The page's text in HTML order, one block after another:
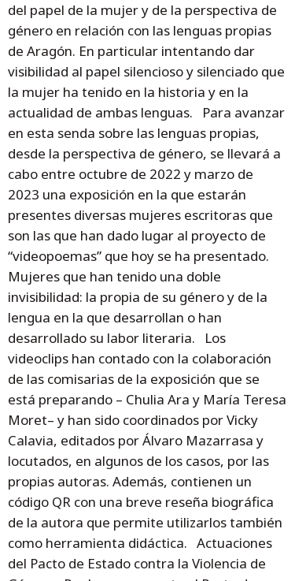
del papel de la mujer y de la perspectiva de
género en relación con las lenguas propias
de Aragón. En particular intentando dar
visibilidad al papel silencioso y silenciado que
la mujer ha tenido en la historia y en la
actualidad de ambas lenguas. Para avanzar
en esta senda sobre las lenguas propias,
desde la perspectiva de género, se llevará a
cabo entre octubre de 2022 y marzo de
2023 una exposición en la que estarán
presentes diversas mujeres escritoras que
son las que han dado lugar al proyecto de
“videopoemas” que hoy se ha presentado.
Mujeres que han tenido una doble
invisibilidad: la propia de su género y de la
lengua en la que desarrollan o han
desarrollado su labor literaria. Los
videoclips han contado con la colaboración
de las comisarias de la exposición que se
está preparando – Chulia Ara y María Teresa
Moret– y han sido coordinados por Vicky
Calavia, editados por Álvaro Mazarrasa y
locutados, en algunos de los casos, por las
propias autoras. Además, contienen un
código QR con una breve reseña biográfica
de la autora que permite utilizarlos también
como herramienta didáctica. Actuaciones
del Pacto de Estado contra la Violencia de